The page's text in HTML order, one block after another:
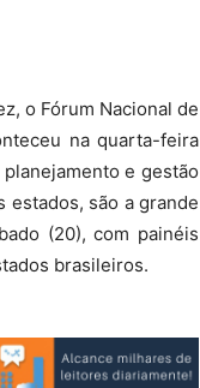
o Fórum Nacional de
na quarta-feira
e gestão
estados, são a grande
(20), com painéis
brasileiros.